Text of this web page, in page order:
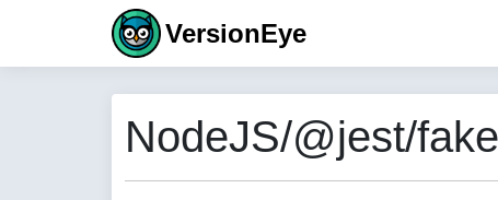
VersionEye
NodeJS/@jest/